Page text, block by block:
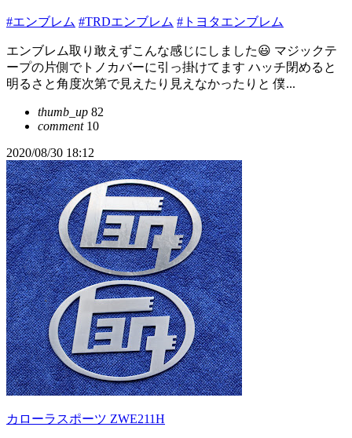
#エンブレム #TRDエンブレム #トヨタエンブレム
エンブレム取り敢えずこんな感じにしました😃 マジックテ
ープの片側でトノカバーに引っ掛けてます ハッチ閉めると
明るさと角度次第で見えたり見えなかったりと 僕...
thumb_up 82
comment10
2020/08/30 18:12
カローラスポーツ ZWE211H